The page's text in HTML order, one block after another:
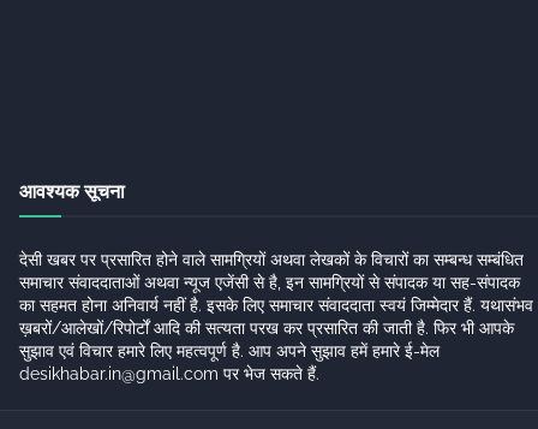
आवश्यक सूचना
देसी खबर पर प्रसारित होने वाले सामग्रियों अथवा लेखकों के विचारों का सम्बन्ध सम्बंधित
समाचार संवाददाताओं अथवा न्यूज एजेंसी से है, इन सामग्रियों से संपादक या सह-संपादक
का सहमत होना अनिवार्य नहीं है. इसके लिए समाचार संवाददाता स्वयं जिम्मेदार हैं. यथासंभव
ख़बरों/आलेखों/रिपोर्टों आदि की सत्यता परख कर प्रसारित की जाती है. फिर भी आपके
सुझाव एवं विचार हमारे लिए महत्वपूर्ण है. आप अपने सुझाव हमें हमारे ई-मेल
desikhabar.in@gmail.com पर भेज सकते हैं.